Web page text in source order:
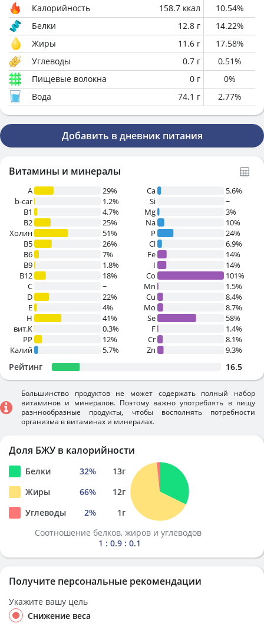
Калорийность 158.7 ккал 10.54%
Белки
12.8 г 14.22%
Жиры
11.6 г 17.58%
Углеводы
0.7 г 0.51%
Пищевые волокна
0 г 0%
Вода
74.1 г 2.77%
Добавить в дневник питания
Витамины и минералы
A
29%
b-car
1.2%
В1
4.7%
B2
25%
Холин
51%
B5
26%
B6
7%
B9
1.8%
B12
18%
C
~
D
22%
E
4%
H
41%
вит.К
0.3%
PP
12%
Калий
5.7%
Ca
5.6%
Si
~
Mg
3%
Na
10%
P
24%
Cl
6.9%
Fe
14%
I
14%
Co
101%
Mn
1.5%
Cu
8.4%
Mo
8.7%
Se
58%
F
1.4%
Cr
8.1%
Zn
9.3%
Рейтинг 16.5
Большинство продуктов не может содержать полный набор
витаминов и минералов. Поэтому важно употреблять в пищу
разннообразные продукты, чтобы восполнять потребности
организма в витаминах и минералах.
Доля БЖУ в калорийности
Белки 32% 13г
Жиры
66% 12г
Углеводы
2% 1г
Соотношение белков, жиров и углеводов
1 : 0.9 : 0.1
Получите персональные рекомендации
Укажите вашу цель
Снижение веса